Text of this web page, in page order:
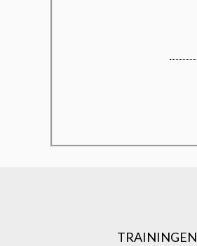
TRAININGEN